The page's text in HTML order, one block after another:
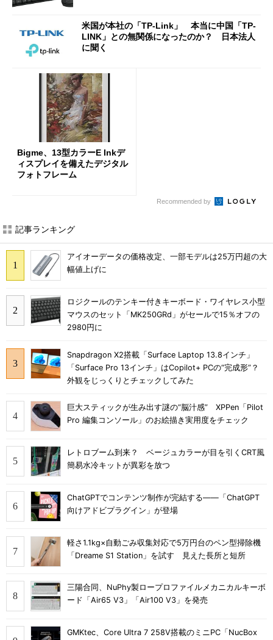
米国が本社の「TP-Link」 本当に中国「TP-
LINK」との無関係になったのか？ 日本法人
に聞く
Bigme、13型カラーE Inkデ
ィスプレイを備えたデジタル
フォトフレーム
Recommended by
記事ランキング
アイオーデータの価格改定、一部モデルは25万円超の大
幅値上げに
ロジクールのテンキー付きキーボード・ワイヤレス小型
マウスのセット「MK250GRd」がセールで15％オフの
2980円に
Snapdragon X2搭載「Surface Laptop 13.8インチ」
「Surface Pro 13インチ」はCopilot+ PCの“完成形”？
外観をじっくりとチェックしてみた
巨大スティックが生み出す謎の“脳汁感” XPPen「Pilot
Pro 編集コンソール」のお絵描き実用度をチェック
レトロブーム到来？ ベージュカラーが目を引くCRT風
簡易水冷キットが異彩を放つ
ChatGPTでコンテンツ制作が完結する――「ChatGPT
向けアドビプラグイン」が登場
軽さ1.1kg×自動ごみ収集対応で5万円台のペン型掃除機
「Dreame S1 Station」を試す 見えた長所と短所
三陽合同、NuPhy製ロープロファイルメカニカルキーボ
ード「Air65 V3」「Air100 V3」を発売
GMKtec、Core Ultra 7 258V搭載のミニPC「NucBox